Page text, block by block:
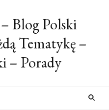
Blog Polski
Tematykę –
– Porady